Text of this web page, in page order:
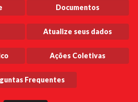
Documentos
Atualize seus dados
Ações Coletivas
Frequentes